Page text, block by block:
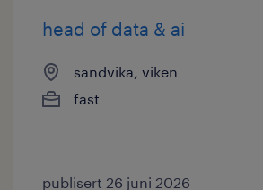
head of data & ai
sandvika, viken
fast
publisert 26 juni 2026